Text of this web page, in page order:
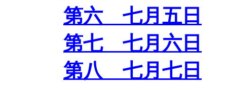
第六 七月五日
第七 七月六日
第八 七月七日